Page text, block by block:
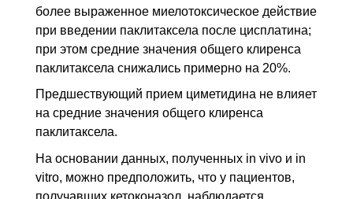
более выраженное миелотоксическое действие
при введении паклитаксела после цисплатина;
при этом средние значения общего клиренса
паклитаксела снижались примерно на 20%.
Предшествующий прием циметидина не влияет
на средние значения общего клиренса
паклитаксела.
На основании данных, полученных in vivo и in
vitro, можно предположить, что у пациентов,
получавших кетоконазол, наблюдается